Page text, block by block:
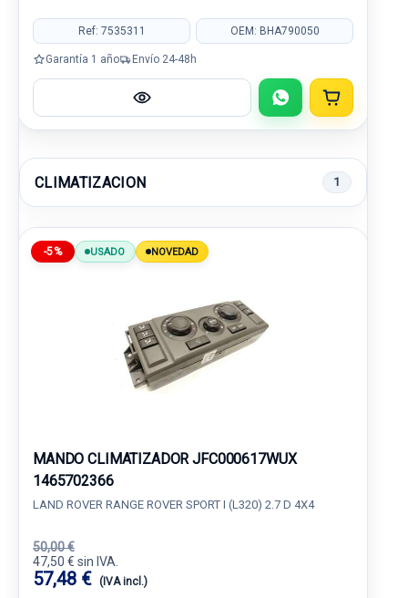
Ref: 7535311 OEM: BHA790050
Garantía 1 año Envío 24-48h
CLIMATIZACION 1
-5% USADO NOVEDAD
MANDO CLIMATIZADOR JFC000617WUX
1465702366
LAND ROVER RANGE ROVER SPORT I (L320) 2.7 D 4X4
50,00 €
47,50 € sin IVA.
57,48 € (IVA incl.)